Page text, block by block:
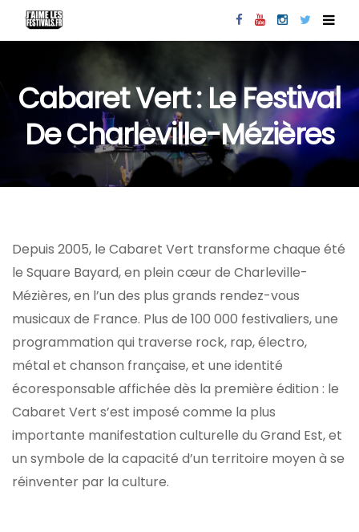
Cabaret Vert : Le Festival
De Charleville-Mézières
Depuis 2005, le Cabaret Vert transforme chaque été
le Square Bayard, en plein cœur de Charleville-
Mézières, en l’un des plus grands rendez-vous
musicaux de France. Plus de 100 000 festivaliers, une
programmation qui traverse rock, rap, électro,
métal et chanson française, et une identité
écoresponsable affichée dès la première édition : le
Cabaret Vert s’est imposé comme la plus
importante manifestation culturelle du Grand Est, et
un symbole de la capacité d’un territoire moyen à se
réinventer par la culture.